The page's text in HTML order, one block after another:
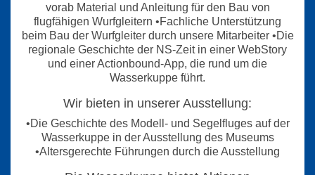
vorab Material und Anleitung für den Bau von
flugfähigen Wurfgleitern •Fachliche Unterstützung
beim Bau der Wurfgleiter durch unsere Mitarbeiter •Die
regionale Geschichte der NS-Zeit in einer WebStory
und einer Actionbound-App, die rund um die
Wasserkuppe führt.
Wir bieten in unserer Ausstellung:
•Die Geschichte des Modell- und Segelfluges auf der
Wasserkuppe in der Ausstellung des Museums
•Altersgerechte Führungen durch die Ausstellung